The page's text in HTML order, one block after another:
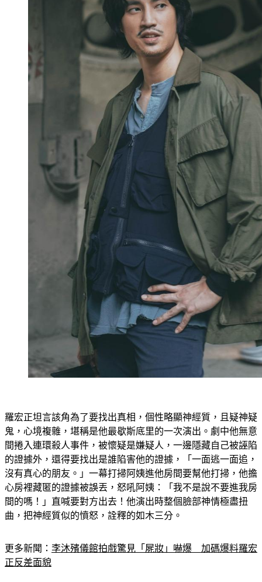
羅宏正坦言該角為了要找出真相，個性略顯神經質，且疑神疑
鬼，心境複雜，堪稱是他最歇斯底里的一次演出。劇中他無意
間捲入連環殺人事件，被懷疑是嫌疑人，一邊隱藏自己被誣陷
的證據外，還得要找出是誰陷害他的證據，「一面逃一面追，
沒有真心的朋友。」一幕打掃阿姨進他房間要幫他打掃，他擔
心房裡藏匿的證據被誤丟，怒吼阿姨：「我不是說不要進我房
間的嗎！」直喊要對方出去！他演出時整個臉部神情極盡扭
更多新聞：